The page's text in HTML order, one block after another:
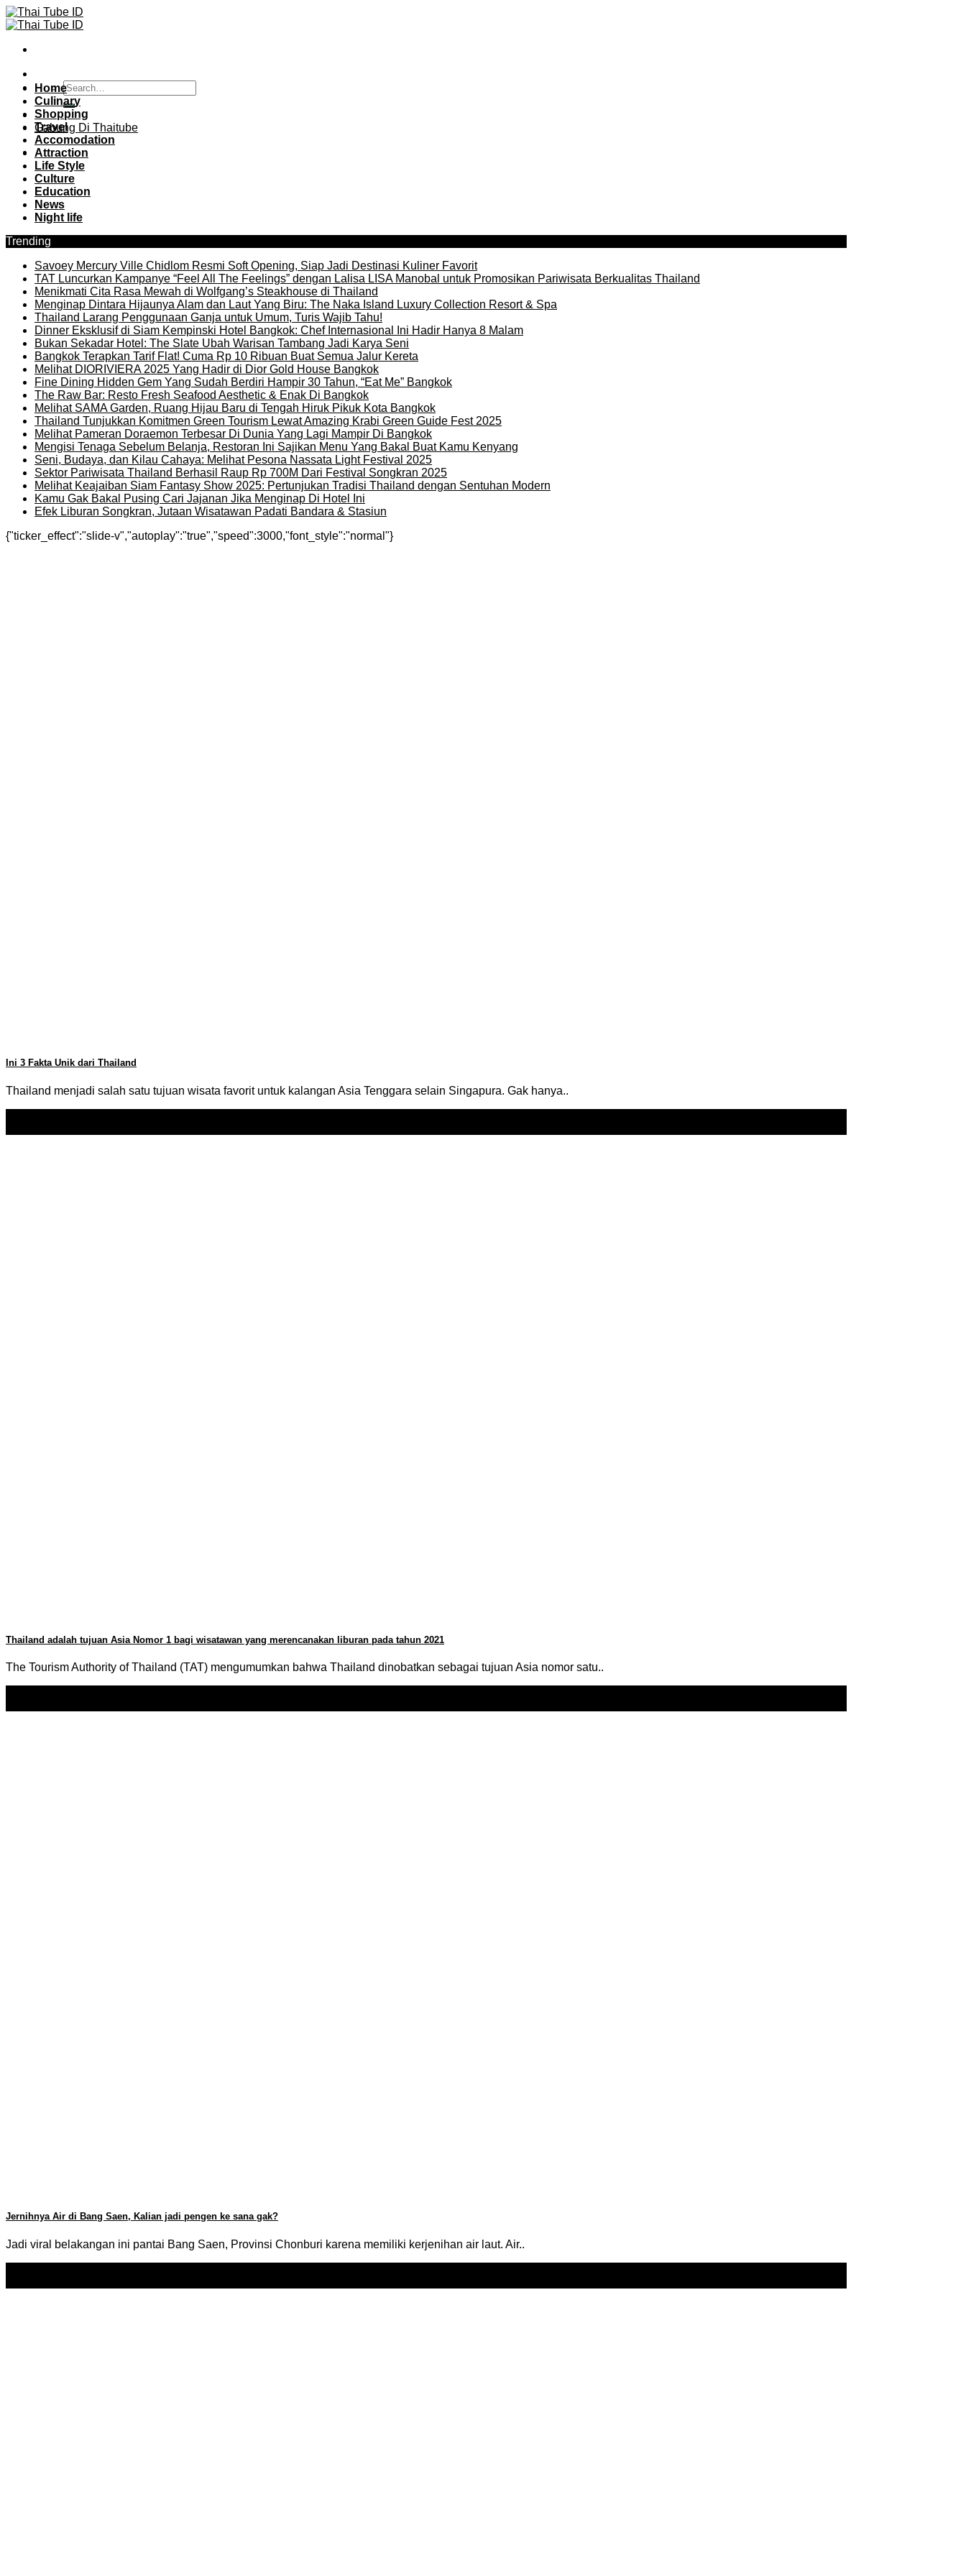
Skip
to
Gabung Di Thaitube
Home
Culinary
Shopping
Travel
Accomodation
Attraction
Life Style
Culture
Education
News
Night life
Trending
Savoey Mercury Ville Chidlom Resmi Soft Opening, Siap Jadi Destinasi Kuliner Favorit
TAT Luncurkan Kampanye “Feel All The Feelings” dengan Lalisa LISA Manobal untuk Promosikan Pariwisata Berkualitas Thailand
Menikmati Cita Rasa Mewah di Wolfgang’s Steakhouse di Thailand
Menginap Dintara Hijaunya Alam dan Laut Yang Biru: The Naka Island Luxury Collection Resort & Spa
Thailand Larang Penggunaan Ganja untuk Umum, Turis Wajib Tahu!
Dinner Eksklusif di Siam Kempinski Hotel Bangkok: Chef Internasional Ini Hadir Hanya 8 Malam
Bukan Sekadar Hotel: The Slate Ubah Warisan Tambang Jadi Karya Seni
Bangkok Terapkan Tarif Flat! Cuma Rp 10 Ribuan Buat Semua Jalur Kereta
Melihat DIORIVIERA 2025 Yang Hadir di Dior Gold House Bangkok
Fine Dining Hidden Gem Yang Sudah Berdiri Hampir 30 Tahun, “Eat Me” Bangkok
The Raw Bar: Resto Fresh Seafood Aesthetic & Enak Di Bangkok
Melihat SAMA Garden, Ruang Hijau Baru di Tengah Hiruk Pikuk Kota Bangkok
Thailand Tunjukkan Komitmen Green Tourism Lewat Amazing Krabi Green Guide Fest 2025
Melihat Pameran Doraemon Terbesar Di Dunia Yang Lagi Mampir Di Bangkok
Mengisi Tenaga Sebelum Belanja, Restoran Ini Sajikan Menu Yang Bakal Buat Kamu Kenyang
Seni, Budaya, dan Kilau Cahaya: Melihat Pesona Nassata Light Festival 2025
Sektor Pariwisata Thailand Berhasil Raup Rp 700M Dari Festival Songkran 2025
Melihat Keajaiban Siam Fantasy Show 2025: Pertunjukan Tradisi Thailand dengan Sentuhan Modern
Kamu Gak Bakal Pusing Cari Jajanan Jika Menginap Di Hotel Ini
Efek Liburan Songkran, Jutaan Wisatawan Padati Bandara & Stasiun
{"ticker_effect":"slide-v","autoplay":"true","speed":3000,"font_style":"normal"}
Ini 3 Fakta Unik dari Thailand
Thailand menjadi salah satu tujuan wisata favorit untuk kalangan Asia Tenggara selain Singapura. Gak hanya..
Thailand adalah tujuan Asia Nomor 1 bagi wisatawan yang merencanakan liburan pada tahun 2021
The Tourism Authority of Thailand (TAT) mengumumkan bahwa Thailand dinobatkan sebagai tujuan Asia nomor satu..
Jernihnya Air di Bang Saen, Kalian jadi pengen ke sana gak?
Jadi viral belakangan ini pantai Bang Saen, Provinsi Chonburi karena memiliki kerjenihan air laut. Air..